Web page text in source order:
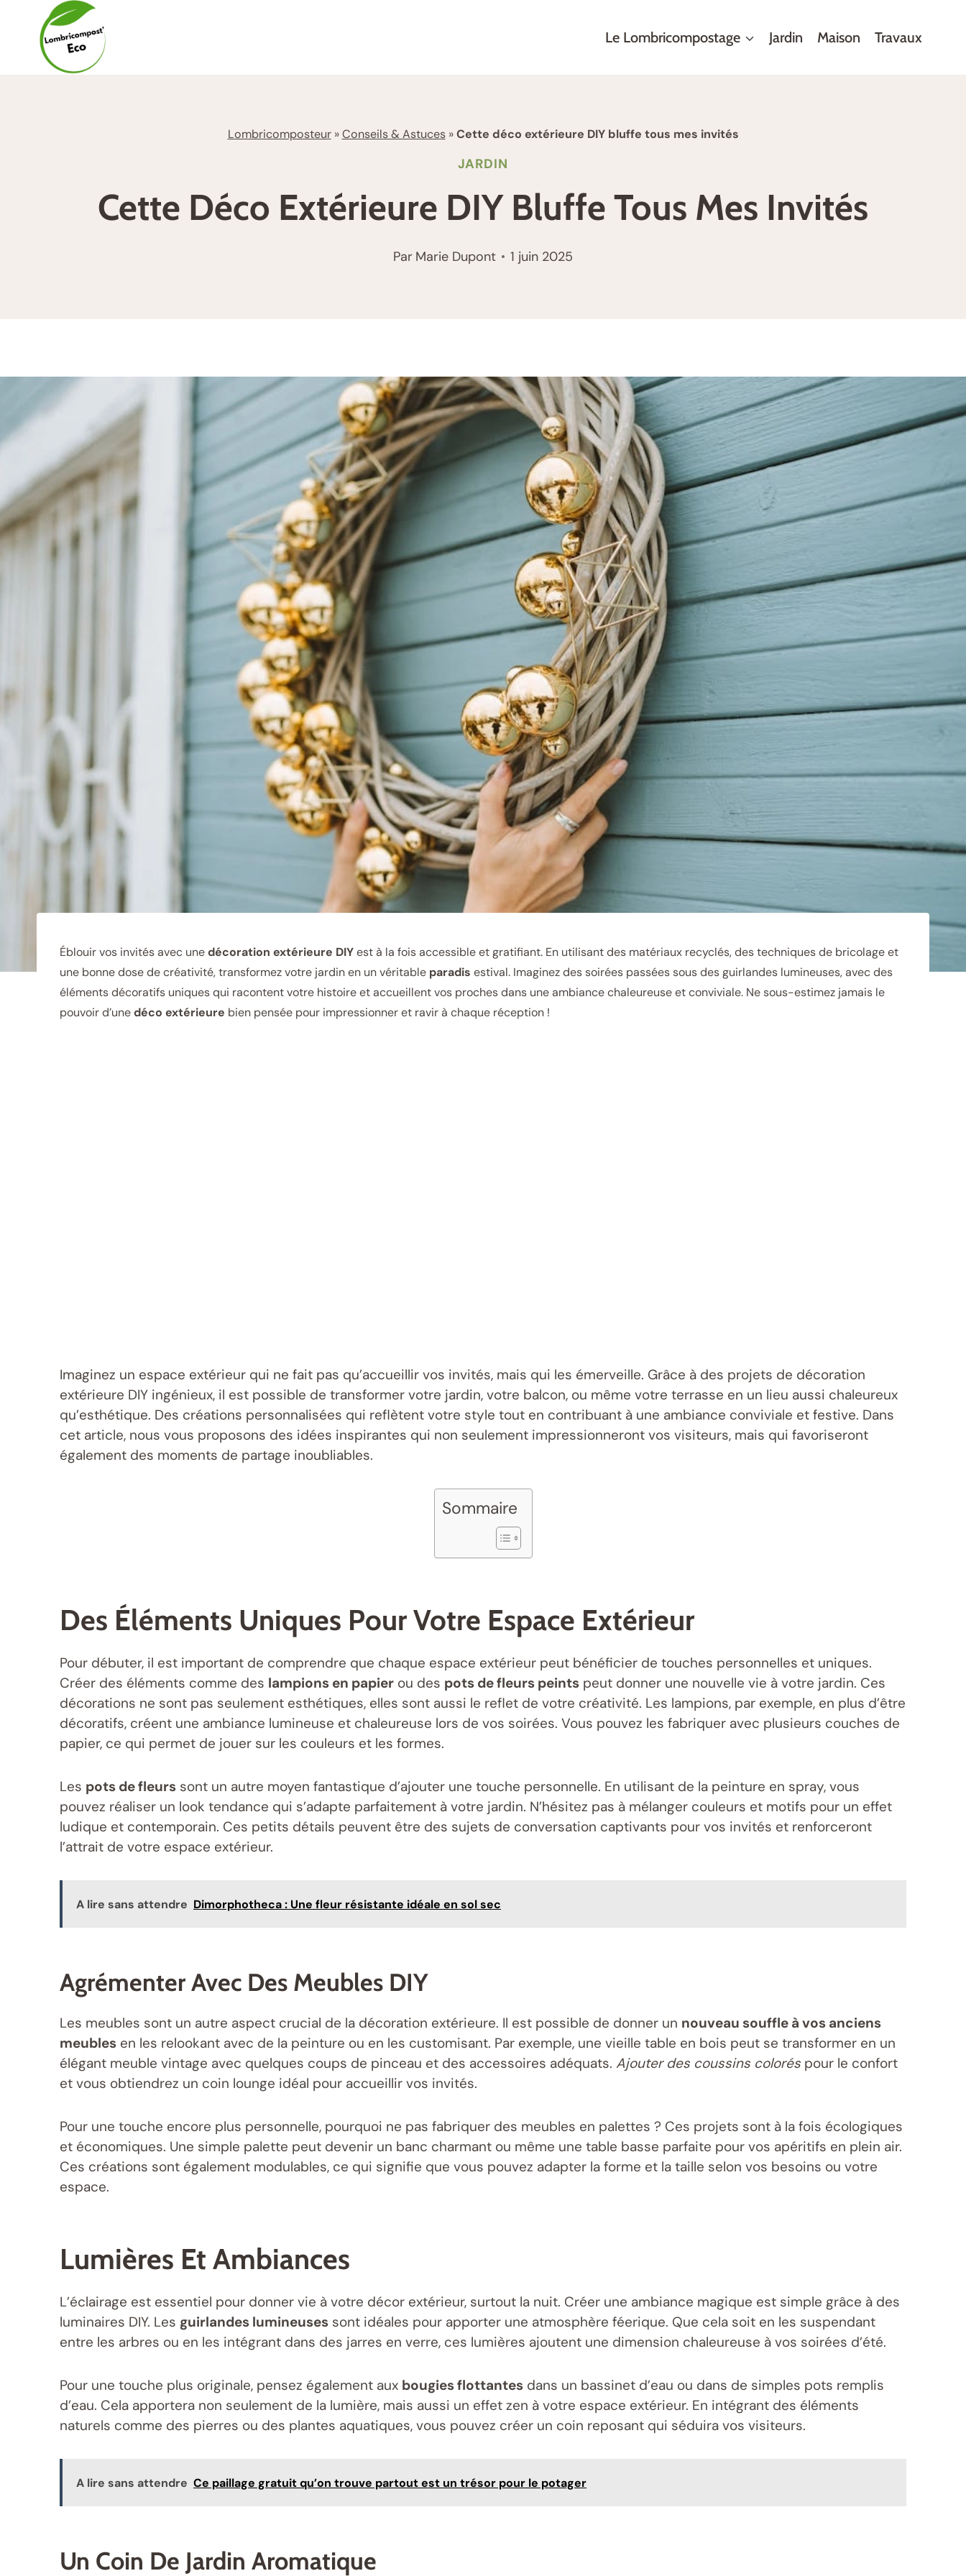
contenu
Le Lombricompostage Jardin Maison Travaux
Lombricomposteur»Conseils & Astuces»Cette déco extérieure DIY bluffe tous mes invités
JARDIN
Cette Déco Extérieure DIY Bluffe Tous Mes Invités
Par Marie Dupont 1 juin 2025
Éblouir vos invités avec unedécoration extérieure DIYest à la fois accessible et gratifiant. En utilisant des matériaux recyclés, des techniques de bricolage et
une bonne dose de créativité, transformez votre jardin en un véritable paradis estival. Imaginez des soirées passées sous des guirlandes lumineuses, avec des
éléments décoratifs uniques qui racontent votre histoire et accueillent vos proches dans une ambiance chaleureuse et conviviale. Ne sous-estimez jamais le
pouvoir d’unedéco extérieure bien pensée pour impressionner et ravir à chaque réception !
Imaginez un espace extérieur qui ne fait pas qu’accueillir vos invités, mais qui les émerveille. Grâce à des projets de décoration
extérieure DIY ingénieux, il est possible de transformer votre jardin, votre balcon, ou même votre terrasse en un lieu aussi chaleureux
qu’esthétique. Des créations personnalisées qui reflètent votre style tout en contribuant à une ambiance conviviale et festive. Dans
cet article, nous vous proposons des idées inspirantes qui non seulement impressionneront vos visiteurs, mais qui favoriseront
également des moments de partage inoubliables.
Sommaire
Des Éléments Uniques Pour Votre Espace Extérieur
Pour débuter, il est important de comprendre que chaque espace extérieur peut bénéficier de touches personnelles et uniques.
Créer des éléments comme des lampions en papier ou des pots de fleurs peints peut donner une nouvelle vie à votre jardin. Ces
décorations ne sont pas seulement esthétiques, elles sont aussi le reflet de votre créativité. Les lampions, par exemple, en plus d’être
décoratifs, créent une ambiance lumineuse et chaleureuse lors de vos soirées. Vous pouvez les fabriquer avec plusieurs couches de
papier, ce qui permet de jouer sur les couleurs et les formes.
Les pots de fleurs sont un autre moyen fantastique d’ajouter une touche personnelle. En utilisant de la peinture en spray, vous
pouvez réaliser un look tendance qui s’adapte parfaitement à votre jardin. N’hésitez pas à mélanger couleurs et motifs pour un effet
ludique et contemporain. Ces petits détails peuvent être des sujets de conversation captivants pour vos invités et renforceront
l’attrait de votre espace extérieur.
A lire sans attendre Dimorphotheca : Une fleur résistante idéale en sol sec
Agrémenter Avec Des Meubles DIY
Les meubles sont un autre aspect crucial de la décoration extérieure. Il est possible de donner un nouveau souffle à vos anciens
meubles en les relookant avec de la peinture ou en les customisant. Par exemple, une vieille table en bois peut se transformer en un
élégant meuble vintage avec quelques coups de pinceau et des accessoires adéquats. Ajouter des coussins colorés pour le confort
et vous obtiendrez un coin lounge idéal pour accueillir vos invités.
Pour une touche encore plus personnelle, pourquoi ne pas fabriquer des meubles en palettes ? Ces projets sont à la fois écologiques
et économiques. Une simple palette peut devenir un banc charmant ou même une table basse parfaite pour vos apéritifs en plein air.
Ces créations sont également modulables, ce qui signifie que vous pouvez adapter la forme et la taille selon vos besoins ou votre
espace.
Lumières Et Ambiances
L’éclairage est essentiel pour donner vie à votre décor extérieur, surtout la nuit. Créer une ambiance magique est simple grâce à des
luminaires DIY. Les guirlandes lumineuses sont idéales pour apporter une atmosphère féerique. Que cela soit en les suspendant
entre les arbres ou en les intégrant dans des jarres en verre, ces lumières ajoutent une dimension chaleureuse à vos soirées d’été.
Pour une touche plus originale, pensez également aux bougies flottantes dans un bassinet d’eau ou dans de simples pots remplis
d’eau. Cela apportera non seulement de la lumière, mais aussi un effet zen à votre espace extérieur. En intégrant des éléments
naturels comme des pierres ou des plantes aquatiques, vous pouvez créer un coin reposant qui séduira vos visiteurs.
A lire sans attendre Ce paillage gratuit qu’on trouve partout est un trésor pour le potager
Un Coin De Jardin Aromatique